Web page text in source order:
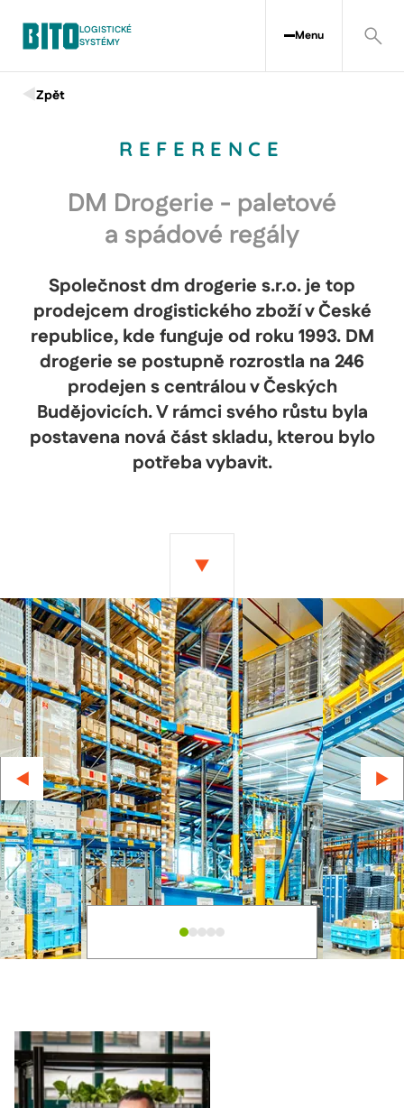
LOGISTICKÉ
SYSTÉMY
Menu
Zpět
REFERENCE
DM Drogerie - paletové
a spádové regály
Společnost dm drogerie s.r.o. je top
prodejcem drogistického zboží v České
republice, kde funguje od roku 1993. DM
drogerie se postupně rozrostla na 246
prodejen s centrálou v Českých
Budějovicích. V rámci svého růstu byla
postavena nová část skladu, kterou bylo
potřeba vybavit.